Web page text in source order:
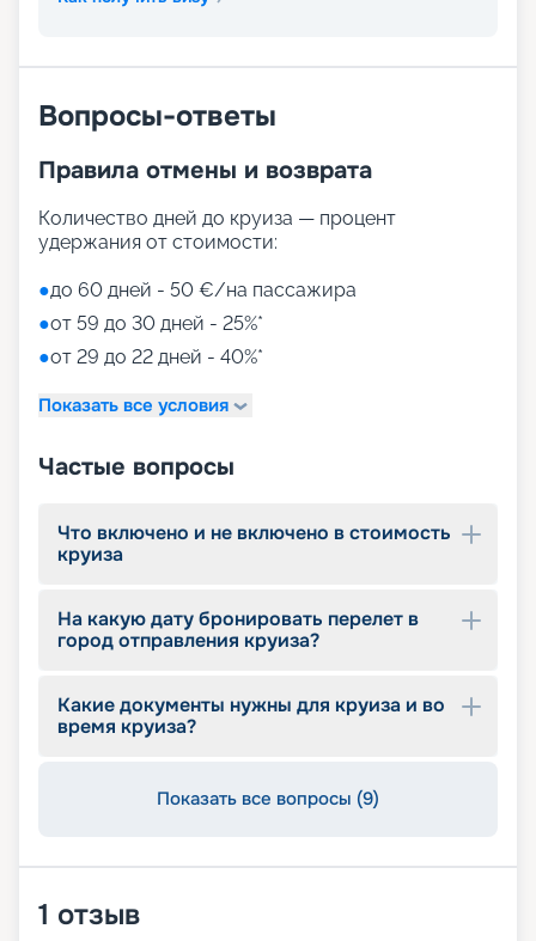
Вопросы-ответы
Правила отмены и возврата
Количество дней до круиза — процент
удержания от стоимости:
●до 60 дней - 50 €/на пассажира
●от 59 до 30 дней - 25%*
●от 29 до 22 дней - 40%*
Показать все условия
Частые вопросы
Что включено и не включено в стоимость
круиза
На какую дату бронировать перелет в
город отправления круиза?
Какие документы нужны для круиза и во
время круиза?
Показать все вопросы (9)
1 отзыв